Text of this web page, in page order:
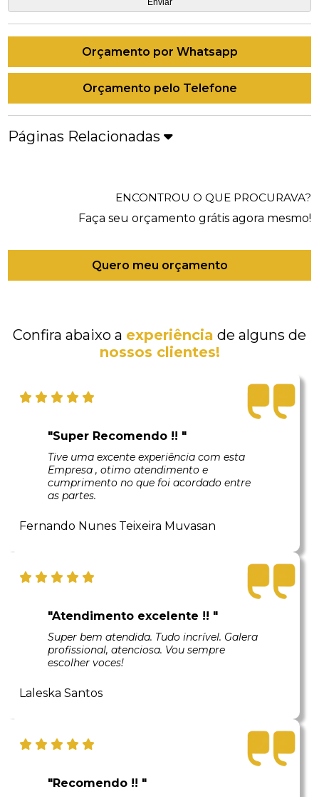
Orçamento por Whatsapp
Orçamento pelo Telefone
Páginas Relacionadas
ENCONTROU O QUE PROCURAVA?
Faça seu orçamento grátis agora mesmo!
Quero meu orçamento
Confira abaixo a experiência de alguns de
nossos clientes!
"Super Recomendo !! "
Tive uma excente experiência com esta
Empresa , otimo atendimento e
cumprimento no que foi acordado entre
as partes.
Fernando Nunes Teixeira Muvasan
"Atendimento excelente !! "
Super bem atendida. Tudo incrível. Galera
profissional, atenciosa. Vou sempre
escolher voces!
Laleska Santos
"Recomendo !! "